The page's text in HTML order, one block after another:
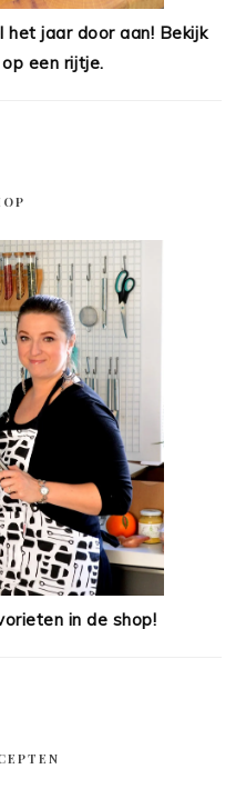
jaar door aan! Bekijk
een rijtje.
in de shop!